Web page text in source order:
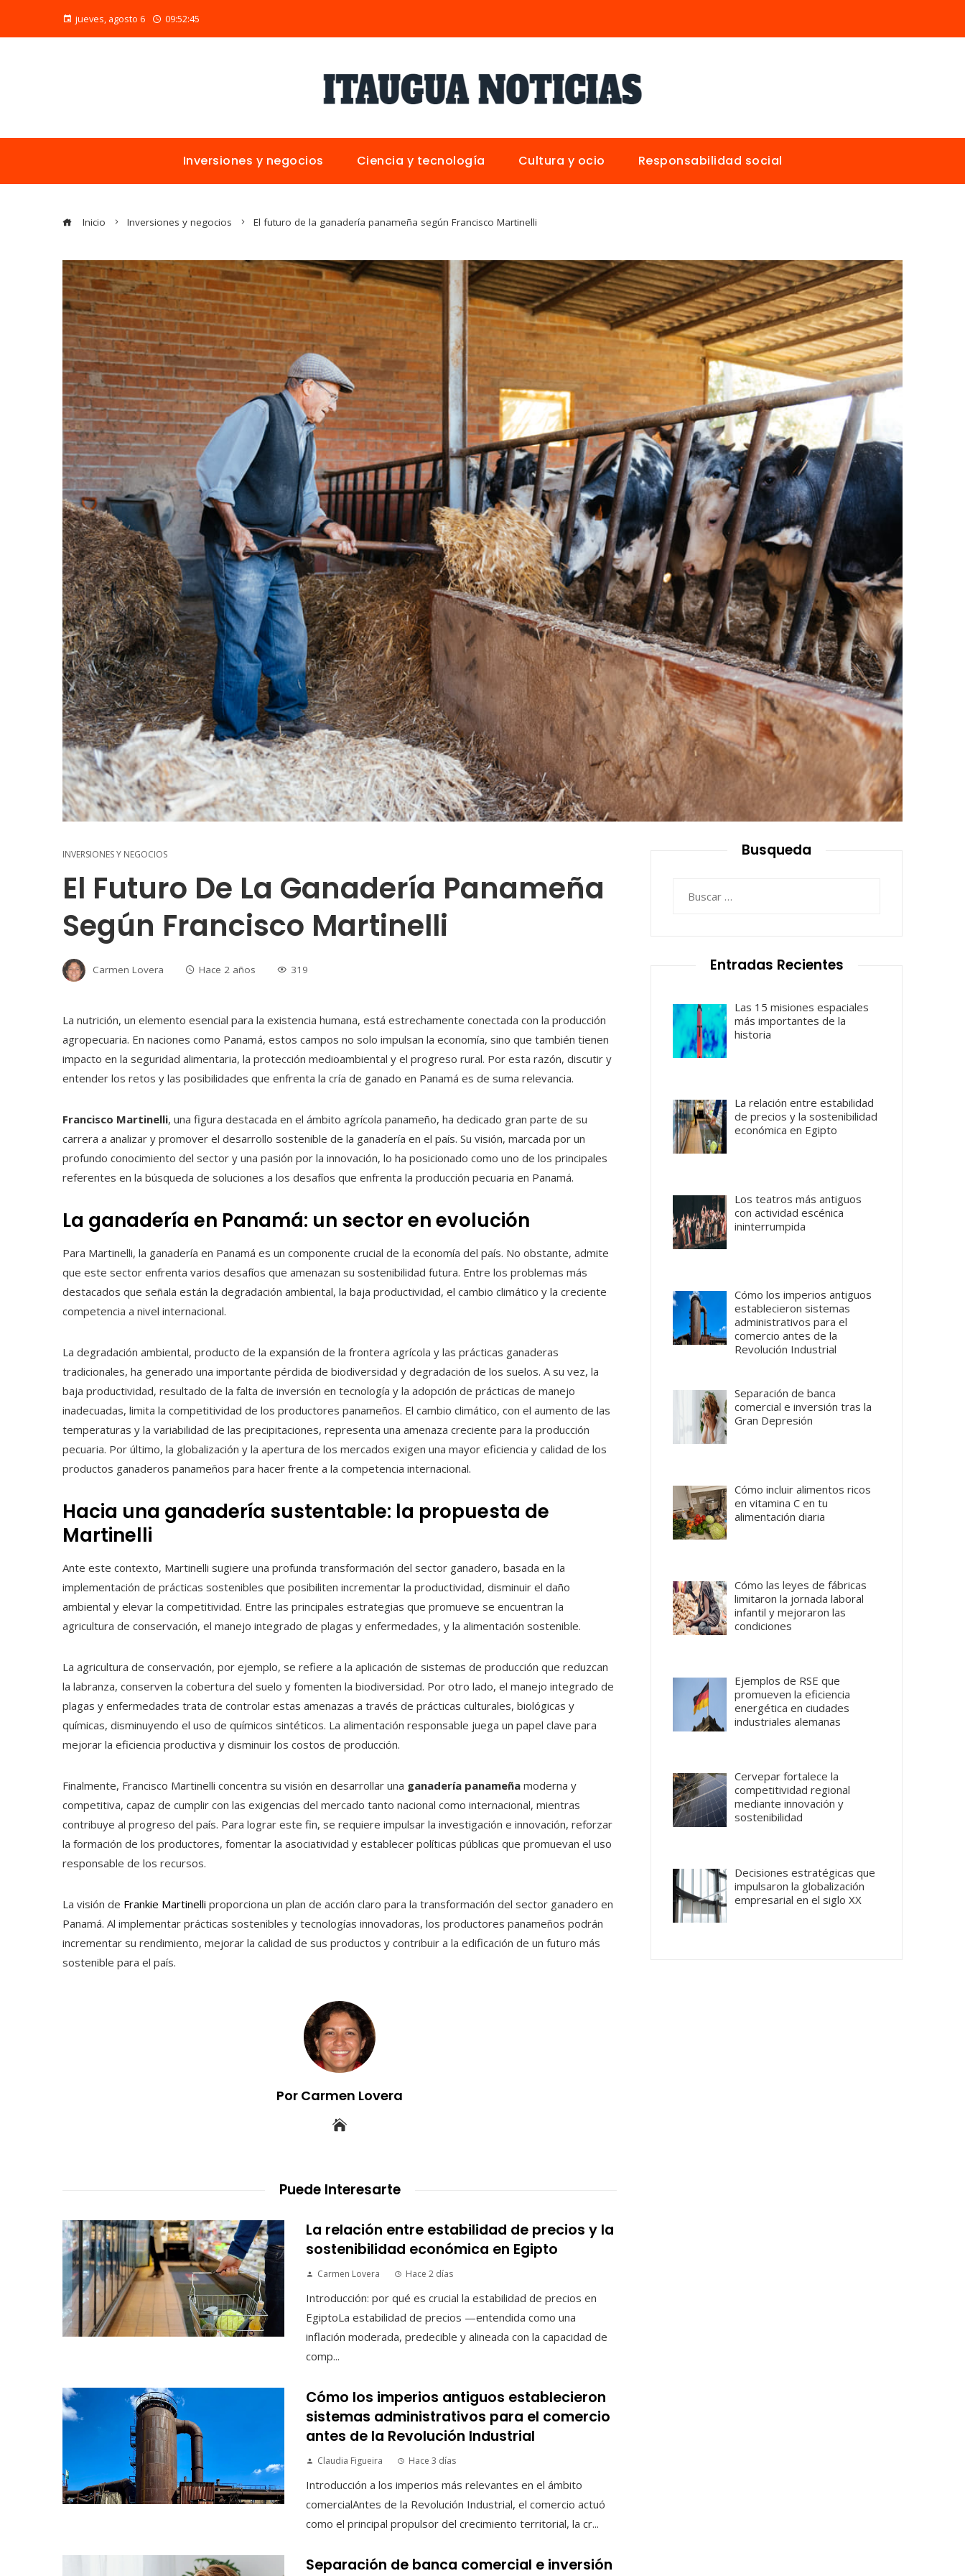
jueves, agosto 6 09:52:47
Inversiones y negocios Ciencia y tecnología Cultura y ocio Responsabilidad social
Inicio Inversiones y negocios El futuro de la ganadería panameña según Francisco Martinelli
INVERSIONES Y NEGOCIOS
El Futuro De La Ganadería Panameña
Según Francisco Martinelli
Carmen Lovera Hace 2 años 319
La nutrición, un elemento esencial para la existencia humana, está estrechamente conectada con la producción
agropecuaria. En naciones como Panamá, estos campos no solo impulsan la economía, sino que también tienen
impacto en la seguridad alimentaria, la protección medioambiental y el progreso rural. Por esta razón, discutir y
entender los retos y las posibilidades que enfrenta la cría de ganado en Panamá es de suma relevancia.
Francisco Martinelli, una figura destacada en el ámbito agrícola panameño, ha dedicado gran parte de su
carrera a analizar y promover el desarrollo sostenible de la ganadería en el país. Su visión, marcada por un
profundo conocimiento del sector y una pasión por la innovación, lo ha posicionado como uno de los principales
referentes en la búsqueda de soluciones a los desafíos que enfrenta la producción pecuaria en Panamá.
La ganadería en Panamá: un sector en evolución
Para Martinelli, la ganadería en Panamá es un componente crucial de la economía del país. No obstante, admite
que este sector enfrenta varios desafíos que amenazan su sostenibilidad futura. Entre los problemas más
destacados que señala están la degradación ambiental, la baja productividad, el cambio climático y la creciente
competencia a nivel internacional.
La degradación ambiental, producto de la expansión de la frontera agrícola y las prácticas ganaderas
tradicionales, ha generado una importante pérdida de biodiversidad y degradación de los suelos. A su vez, la
baja productividad, resultado de la falta de inversión en tecnología y la adopción de prácticas de manejo
inadecuadas, limita la competitividad de los productores panameños. El cambio climático, con el aumento de las
temperaturas y la variabilidad de las precipitaciones, representa una amenaza creciente para la producción
pecuaria. Por último, la globalización y la apertura de los mercados exigen una mayor eficiencia y calidad de los
productos ganaderos panameños para hacer frente a la competencia internacional.
Hacia una ganadería sustentable: la propuesta de
Martinelli
Ante este contexto, Martinelli sugiere una profunda transformación del sector ganadero, basada en la
implementación de prácticas sostenibles que posibiliten incrementar la productividad, disminuir el daño
ambiental y elevar la competitividad. Entre las principales estrategias que promueve se encuentran la
agricultura de conservación, el manejo integrado de plagas y enfermedades, y la alimentación sostenible.
La agricultura de conservación, por ejemplo, se refiere a la aplicación de sistemas de producción que reduzcan
la labranza, conserven la cobertura del suelo y fomenten la biodiversidad. Por otro lado, el manejo integrado de
plagas y enfermedades trata de controlar estas amenazas a través de prácticas culturales, biológicas y
químicas, disminuyendo el uso de químicos sintéticos. La alimentación responsable juega un papel clave para
mejorar la eficiencia productiva y disminuir los costos de producción.
Finalmente, Francisco Martinelli concentra su visión en desarrollar una ganadería panameña moderna y
competitiva, capaz de cumplir con las exigencias del mercado tanto nacional como internacional, mientras
contribuye al progreso del país. Para lograr este fin, se requiere impulsar la investigación e innovación, reforzar
la formación de los productores, fomentar la asociatividad y establecer políticas públicas que promuevan el uso
responsable de los recursos.
La visión de Frankie Martinelli proporciona un plan de acción claro para la transformación del sector ganadero en
Panamá. Al implementar prácticas sostenibles y tecnologías innovadoras, los productores panameños podrán
incrementar su rendimiento, mejorar la calidad de sus productos y contribuir a la edificación de un futuro más
sostenible para el país.
Por Carmen Lovera
Puede Interesarte
La relación entre estabilidad de precios y la
sostenibilidad económica en Egipto
Carmen Lovera Hace 2 días
Introducción: por qué es crucial la estabilidad de precios en
EgiptoLa estabilidad de precios —entendida como una
inflación moderada, predecible y alineada con la capacidad de
comp...
Cómo los imperios antiguos establecieron
sistemas administrativos para el comercio
antes de la Revolución Industrial
Claudia Figueira Hace 3 días
Introducción a los imperios más relevantes en el ámbito
comercialAntes de la Revolución Industrial, el comercio actuó
como el principal propulsor del crecimiento territorial, la cr...
Separación de banca comercial e inversión
Busqueda
Entradas Recientes
Las 15 misiones espaciales
más importantes de la
historia
La relación entre estabilidad
de precios y la sostenibilidad
económica en Egipto
Los teatros más antiguos
con actividad escénica
ininterrumpida
Cómo los imperios antiguos
establecieron sistemas
administrativos para el
comercio antes de la
Revolución Industrial
Separación de banca
comercial e inversión tras la
Gran Depresión
Cómo incluir alimentos ricos
en vitamina C en tu
alimentación diaria
Cómo las leyes de fábricas
limitaron la jornada laboral
infantil y mejoraron las
condiciones
Ejemplos de RSE que
promueven la eficiencia
energética en ciudades
industriales alemanas
Cervepar fortalece la
competitividad regional
mediante innovación y
sostenibilidad
Decisiones estratégicas que
impulsaron la globalización
empresarial en el siglo XX